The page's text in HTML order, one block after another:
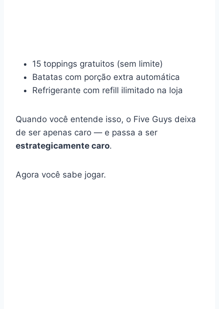
15 toppings gratuitos (sem limite)
Batatas com porção extra automática
Refrigerante com refill ilimitado na loja
Quando você entende isso, o Five Guys deixa
de ser apenas caro — e passa a ser
estrategicamente caro.
Agora você sabe jogar.